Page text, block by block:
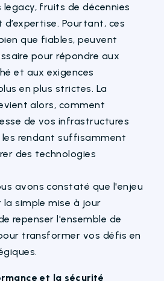
fruits de décennies
Pourtant, ces
que fiables, peuvent
pour répondre aux
et aux exigences
en plus strictes. La
alors, comment
de vos infrastructures
rendant suffisamment
des technologies
avons constaté que l'enjeu
simple mise à jour
repenser l'ensemble de
transformer vos défis en
et la sécurité